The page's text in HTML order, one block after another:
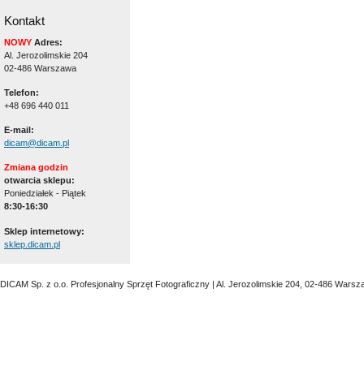
Kontakt
NOWY Adres:
Al. Jerozolimskie 204
02-486 Warszawa
Telefon:
+48 696 440 011
E-mail:
dicam@dicam.pl
Zmiana godzin
otwarcia sklepu:
Poniedziałek - Piątek
8:30-16:30
Sklep internetowy:
sklep.dicam.pl
DICAM Sp. z o.o. Profesjonalny Sprzęt Fotograficzny | Al. Jerozolimskie 204, 02-486